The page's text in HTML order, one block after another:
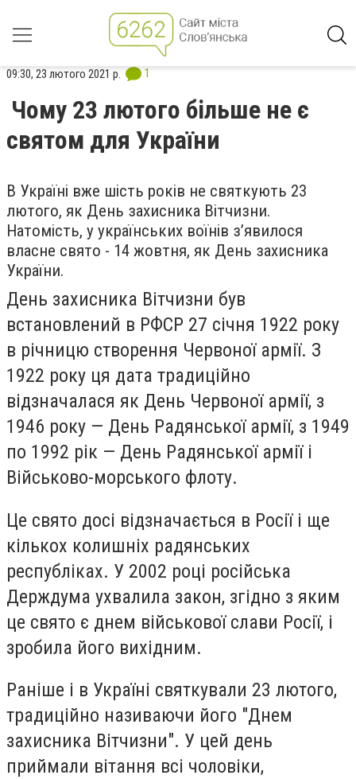
09:30, 23 лютого 2021 р. 1
Чому 23 лютого більше не є
святом для України
В Україні вже шість років не святкують 23
лютого, як День захисника Вітчизни.
Натомість, у українських воїнів з’явилося
власне свято - 14 жовтня, як День захисника
України.
День захисника Вітчизни був
встановлений в РФСР 27 січня 1922 року
в річницю створення Червоної армії. З
1922 року ця дата традиційно
відзначалася як День Червоної армії, з
1946 року — День Радянської армії, з 1949
по 1992 рік — День Радянської армії і
Військово-морського флоту.
Це свято досі відзначається в Росії і ще
кількох колишніх радянських
республіках. У 2002 році російська
Держдума ухвалила закон, згідно з яким
це свято є днем військової слави Росії, і
зробила його вихідним.
Раніше і в Україні святкували 23 лютого,
традиційно називаючи його "Днем
захисника Вітчизни". У цей день
приймали вітання всі чоловіки,